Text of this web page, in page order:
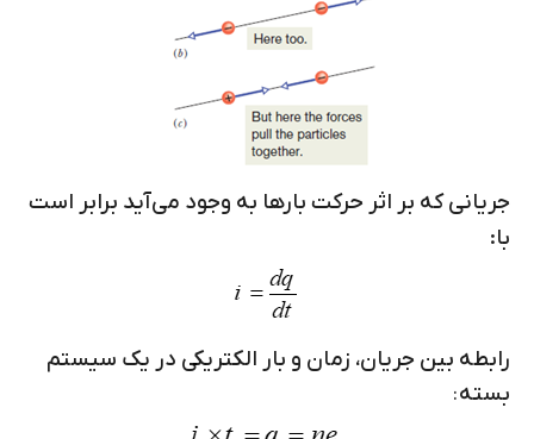
جریانی که بر اثر حرکت بارها به وجود می‌آید برابر است
با:
رابطه بین جریان، زمان و بار الکتریکی در یک سیستم
بسته: